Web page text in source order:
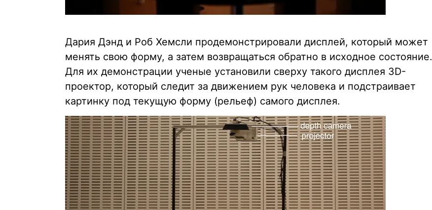
Дария Дэнд и Роб Хемсли продемонстрировали дисплей, который может
менять свою форму, а затем возвращаться обратно в исходное состояние.
Для их демонстрации ученые установили сверху такого дисплея 3D-
проектор, который следит за движением рук человека и подстраивает
картинку под текущую форму (рельеф) самого дисплея.